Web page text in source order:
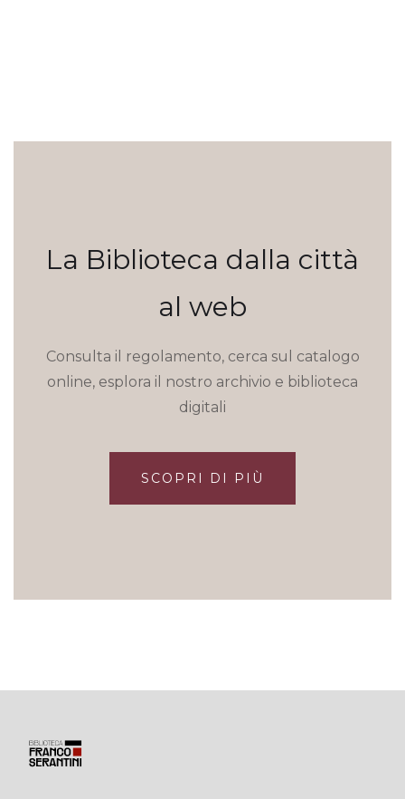
La Biblioteca dalla città
al web
Consulta il regolamento, cerca sul catalogo
online, esplora il nostro archivio e biblioteca
digitali
SCOPRI DI PIÙ